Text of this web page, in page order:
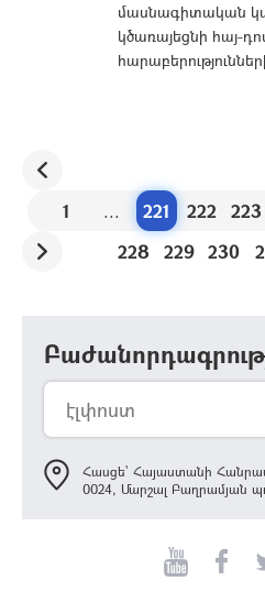
մասնագիտական
կծառայեցնի հայ-
1 ... 221 222 223
228
229 230
Հասցե՝ Հայաստանի
0024, Մարշալ Բաղրամյան